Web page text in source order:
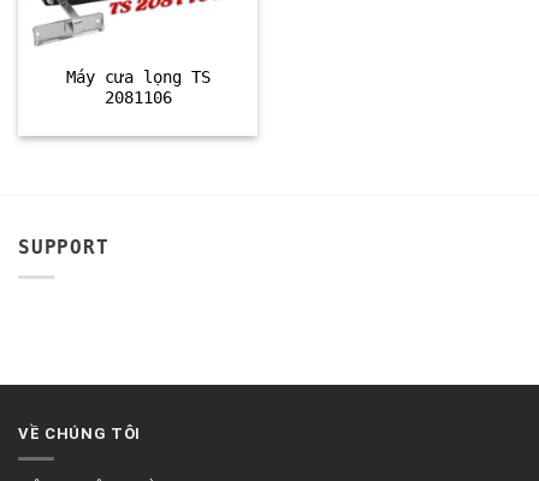
Máy cưa lọng TS
2081106
SUPPORT
VỀ CHÚNG TÔI